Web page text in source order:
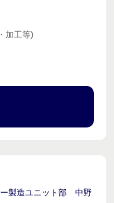
加工等)
ー製造ユニット部 中野